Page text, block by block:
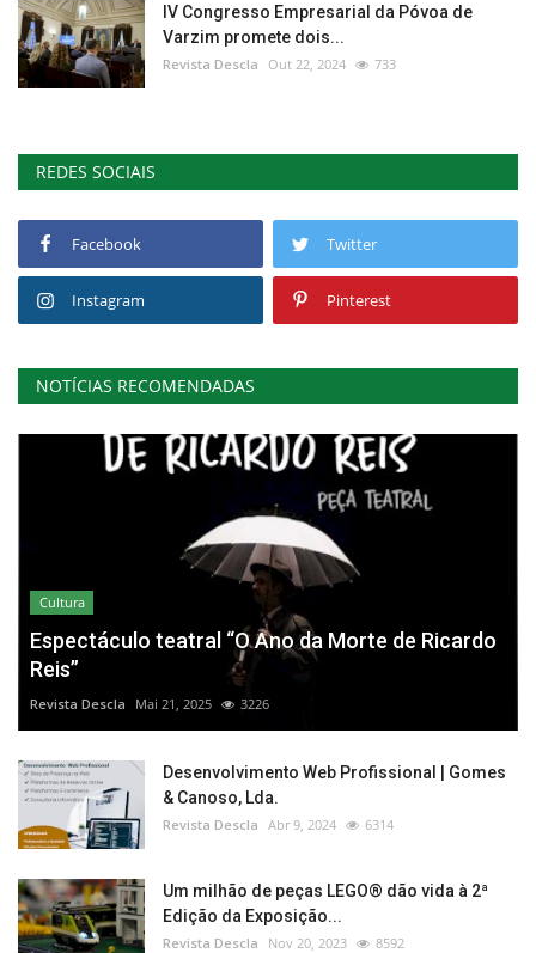
IV Congresso Empresarial da Póvoa de
Varzim promete dois...
Revista Descla Out 22, 2024 733
REDES SOCIAIS
Facebook Twitter
Instagram Pinterest
NOTÍCIAS RECOMENDADAS
Cultura
Espectáculo teatral “O Ano da Morte de Ricardo
Reis”
Revista Descla Mai 21, 2025 3226
Desenvolvimento Web Profissional | Gomes
& Canoso, Lda.
Revista Descla Abr 9, 2024 6314
Um milhão de peças LEGO® dão vida à 2ª
Edição da Exposição...
Revista Descla Nov 20, 2023 8592